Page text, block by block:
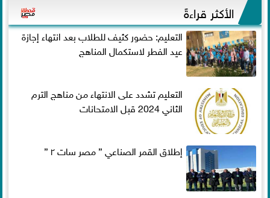
الأكثر قراءةً
التعليم: حضور كثيف للطلاب بعد انتهاء إجازة
عيد الفطر لاستكمال المناهج
التعليم تشدد على الانتهاء من مناهج الترم
الثاني 2024 قبل الامتحانات
إطلاق القمر الصناعي ” مصر سات ٢ ”